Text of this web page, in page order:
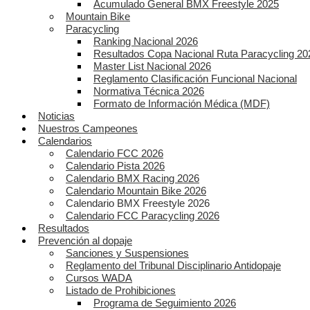
Acumulado General BMX Freestyle 2025
Mountain Bike
Paracycling
Ranking Nacional 2026
Resultados Copa Nacional Ruta Paracycling
Master List Nacional 2026
Reglamento Clasificación Funcional Nacional
Normativa Técnica 2026
Formato de Información Médica (MDF)
Noticias
Nuestros Campeones
Calendarios
Calendario FCC 2026
Calendario Pista 2026
Calendario BMX Racing 2026
Calendario Mountain Bike 2026
Calendario BMX Freestyle 2026
Calendario FCC Paracycling 2026
Resultados
Prevención al dopaje
Sanciones y Suspensiones
Reglamento del Tribunal Disciplinario Antidopaje
Cursos WADA
Listado de Prohibiciones
Programa de Seguimiento 2026